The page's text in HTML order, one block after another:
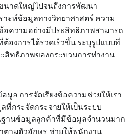
นาดใหญ่ไปจนถึงการพัฒนา
าะห์ข้อมูลทางวิทยาศาสตร์ ความ
อความอย่างมีประสิทธิภาพสามารถ
องการได้รวดเร็วขึ้น ระบุรูปแบบที่
สิทธิภาพของกระบวนการทำงาน
มูล การจัดเรียงข้อความช่วยให้เรา
ที่กระจัดกระจายให้เป็นระบบ
ฐานข้อมูลลูกค้าที่มีข้อมูลจำนวนมาก
ตามตัวอักษร ช่วยให้พนักงาน